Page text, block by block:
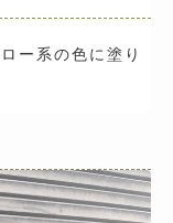
ー系の色に塗り